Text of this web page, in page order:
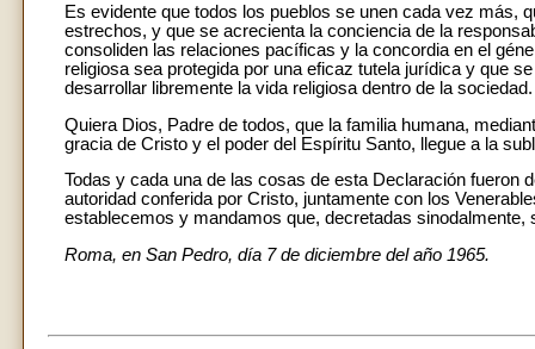
Es evidente que todos los pueblos se unen cada vez más,
estrechos, y que se acrecienta la conciencia de la
consoliden las relaciones pacíficas y la concordia en el
religiosa sea protegida por una eficaz tutela jurídica y que
desarrollar libremente la vida religiosa dentro de la sociedad.
Quiera Dios, Padre de todos, que la familia humana,
gracia de Cristo y el poder del Espíritu Santo, llegue a la
Todas y cada una de las cosas de esta Declaración fueron
autoridad conferida por Cristo, juntamente con los
establecemos y mandamos que, decretadas sinodalmente,
Roma, en San Pedro, día 7 de diciembre del año 1965.